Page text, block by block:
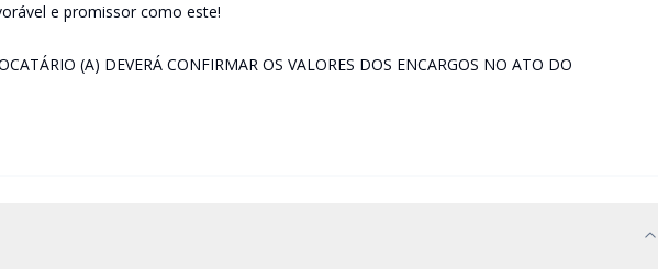
e promissor como este!
(A) DEVERÁ CONFIRMAR OS VALORES DOS ENCARGOS NO ATO DO